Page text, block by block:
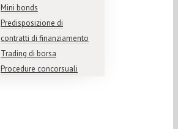
Mini bonds
Predisposizione di
contratti di finanziamento
Trading di borsa
Procedure concorsuali